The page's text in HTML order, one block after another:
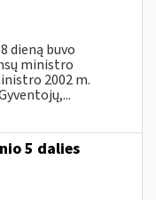
dieną buvo
ministro
2002 m.
5 dalies